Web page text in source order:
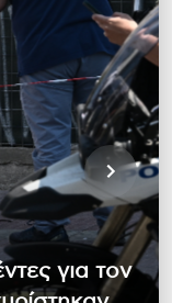
για τον